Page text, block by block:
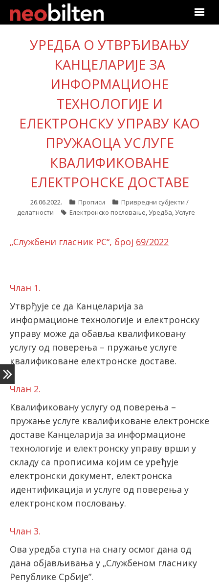
Почетна
Претрага
Актуелно
Претплата
Пријава
УРЕДБА О УТВРЂИВАЊУ
КАНЦЕЛАРИЈЕ ЗА
ИНФОРМАЦИОНЕ
ТЕХНОЛОГИЈЕ И
ЕЛЕКТРОНСКУ УПРАВУ КАО
ПРУЖАОЦА УСЛУГЕ
КВАЛИФИКОВАНЕ
ЕЛЕКТРОНСКЕ ДОСТАВЕ
26.06.2022. Прописи
Привредни субјекти /
делатности
Електронско пословање,Уредба,Услуге
„Службени гласник РС“, број 69/2022
Члан 1.
Утврђује се да Канцеларија за
информационе технологије и електронску
управу може да обавља квалификовану
услугу од поверења – пружање услуге
квалификоване електронске доставе.
Члан 2.
Квалификовану услугу од поверења –
пружање услуге квалификоване електронске
доставе Канцеларија за информационе
технологије и електронску управу врши у
складу са прописима којим се уређује
електронски документ, електронска
идентификација и услуге од поверења у
електронском пословању.
Члан 3.
Ова уредба ступа на снагу осмог дана од
дана објављивања у „Службеном гласнику
Републике Србије”.